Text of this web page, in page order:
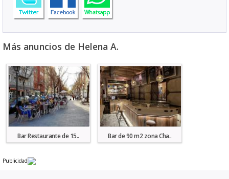
Más anuncios de Helena A.
Bar Restaurante de 15.. Bar de 90 m2 zona Cha..
Publicidad